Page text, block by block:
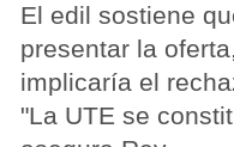
El edil sostiene
presentar la
implicaría el
"La UTE se